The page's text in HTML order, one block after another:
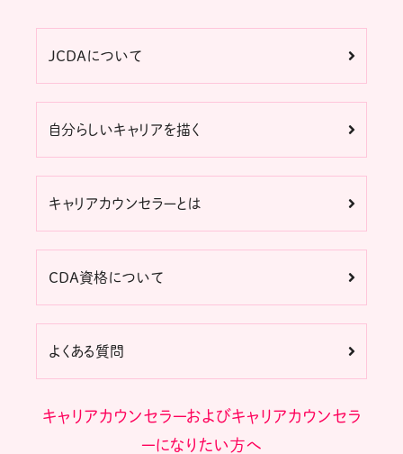
JCDAについて
自分らしいキャリアを描く
キャリアカウンセラーとは
CDA資格について
よくある質問
キャリアカウンセラーおよびキャリアカウンセラ
ーになりたい方へ